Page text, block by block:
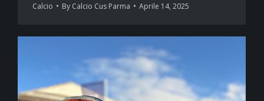
Calcio By Calcio Cus Parma Aprile 14, 2025